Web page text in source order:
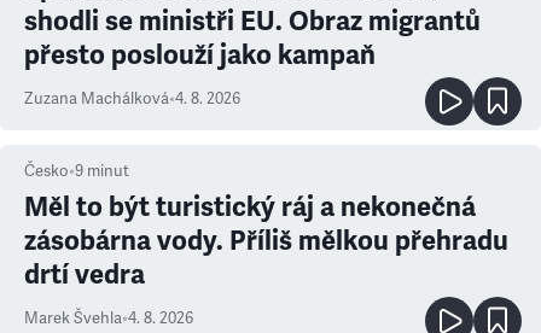
shodli se ministři EU. Obraz migrantů
přesto poslouží jako kampaň
Zuzana Machálková•4. 8. 2026
Česko•9 minut
Měl to být turistický ráj a nekonečná
zásobárna vody. Příliš mělkou přehradu
drtí vedra
Marek Švehla•4. 8. 2026